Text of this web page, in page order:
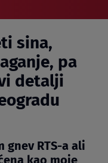
sina,
pa
detalji
gnev RTS-a ali
kao moje